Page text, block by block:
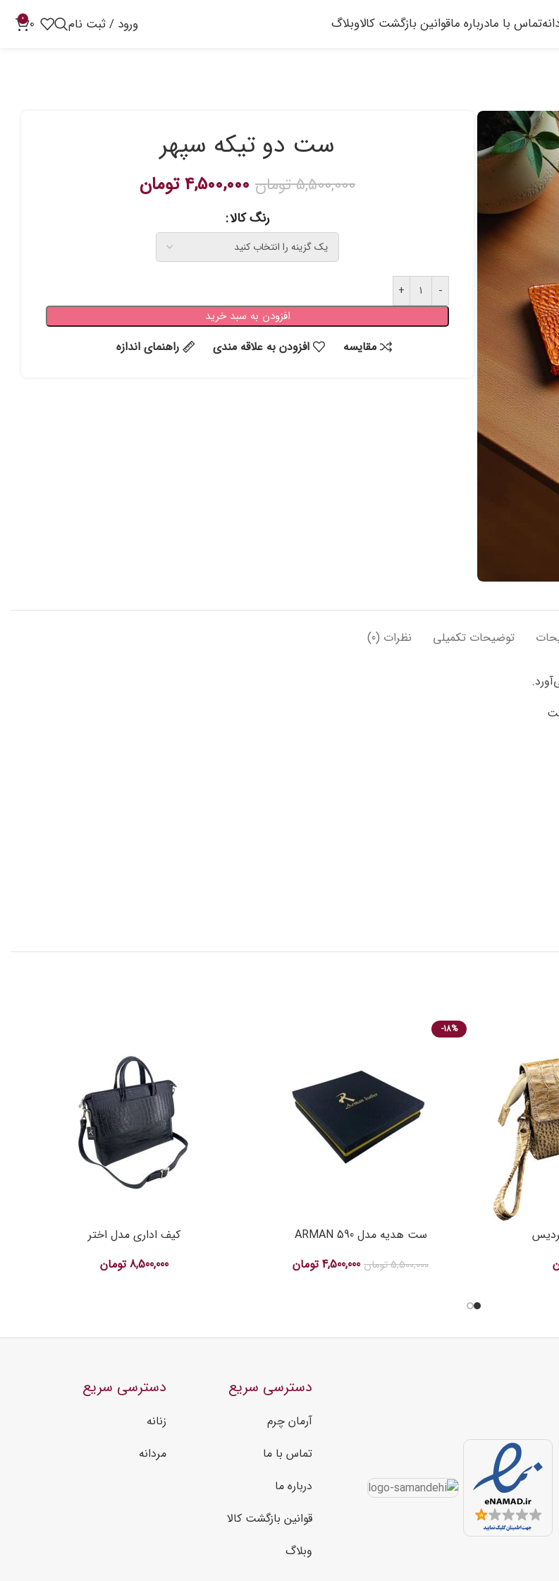
تماس با مادرباره ماقوانین بازگشت کالاوبلاگ ورود / ثبت نام 0
0
ست دو تیکه سپهر
5,500,000 تومان 4,500,000 تومان
رنگ کالا
افزودن به سبد خرید
مقايسه افزودن به علاقه مندی راهنمای اندازه
توضیحات تکمیلی نظرات (0)
-18%
ست هدیه مدل ARMAN 590
5,500,000تومان 4,500,000 تومان
کیف اداری مدل اختر
8,500,000 تومان
دسترسی سریع
آرمان چرم
تماس با ما
درباره ما
قوانین بازگشت کالا
وبلاگ
دسترسی سریع
زنانه
مردانه